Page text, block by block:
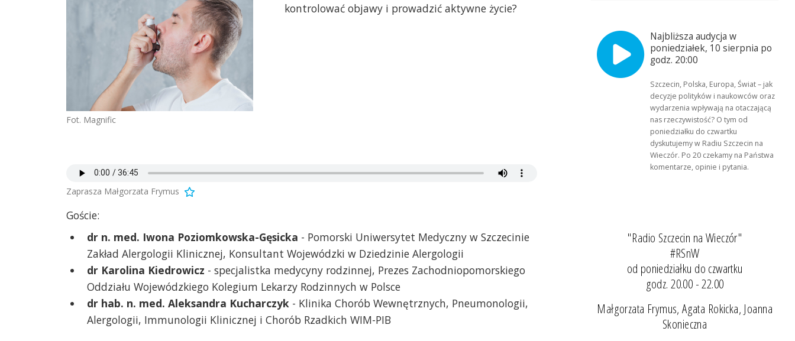
Fot. Magnific
kontrolować objawy i prowadzić aktywne życie?
Zaprasza Małgorzata Frymus
Goście:
dr n. med. Iwona Poziomkowska-Gęsicka - Pomorski Uniwersytet Medyczny w Szczecinie
Zakład Alergologii Klinicznej, Konsultant Wojewódzki w Dziedzinie Alergologii
dr Karolina Kiedrowicz - specjalistka medycyny rodzinnej, Prezes Zachodniopomorskiego
Oddziału Wojewódzkiego Kolegium Lekarzy Rodzinnych w Polsce
dr hab. n. med. Aleksandra Kucharczyk - Klinika Chorób Wewnętrznych, Pneumonologii,
Alergologii, Immunologii Klinicznej i Chorób Rzadkich WIM-PIB
Najbliższa audycja w
poniedziałek, 10 sierpnia po
godz. 20:00
Szczecin, Polska, Europa, Świat – jak
decyzje polityków i naukowców oraz
wydarzenia wpływają na otaczającą
nas rzeczywistość? O tym od
poniedziałku do czwartku
dyskutujemy w Radiu Szczecin na
Wieczór. Po 20 czekamy na Państwa
komentarze, opinie i pytania.
"Radio Szczecin na Wieczór"
#RSnW
od poniedziałku do czwartku
godz. 20.00 - 22.00
Małgorzata Frymus, Agata Rokicka, Joanna
Skonieczna